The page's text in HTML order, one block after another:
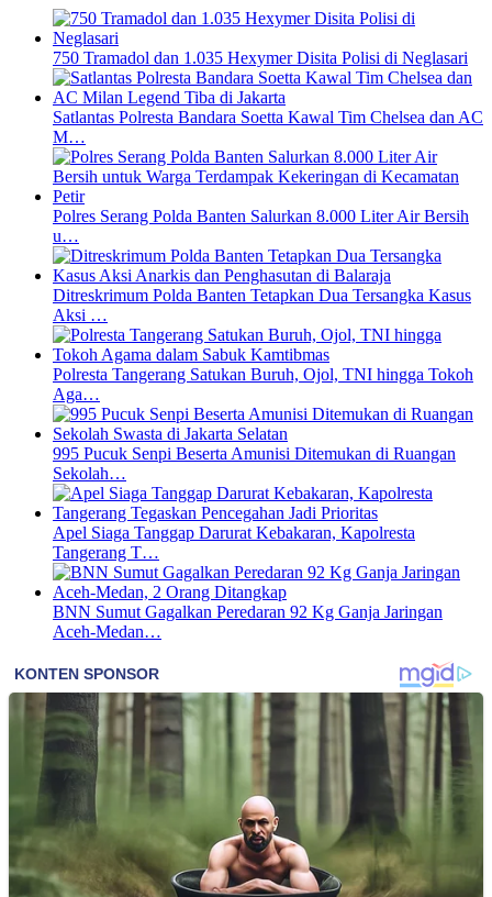
750 Tramadol dan 1.035 Hexymer Disita Polisi di Neglasari
Satlantas Polresta Bandara Soetta Kawal Tim Chelsea dan AC
M…
Polres Serang Polda Banten Salurkan 8.000 Liter Air Bersih
u…
Ditreskrimum Polda Banten Tetapkan Dua Tersangka Kasus
Aksi …
Polresta Tangerang Satukan Buruh, Ojol, TNI hingga Tokoh
Aga…
995 Pucuk Senpi Beserta Amunisi Ditemukan di Ruangan
Sekolah…
Apel Siaga Tanggap Darurat Kebakaran, Kapolresta
Tangerang T…
BNN Sumut Gagalkan Peredaran 92 Kg Ganja Jaringan
Aceh-Medan…